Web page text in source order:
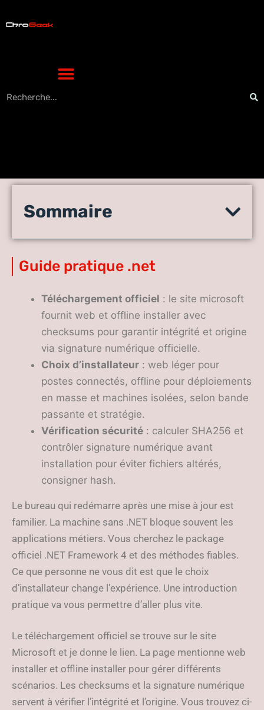
Framework version 4 : le
les solutions d’installation
Sommaire
Guide pratique .net
Téléchargement officiel : le site microsoft
fournit web et offline installer avec
checksums pour garantir intégrité et origine
via signature numérique officielle.
Choix d’installateur : web léger pour
postes connectés, offline pour déploiements
en masse et machines isolées, selon bande
passante et stratégie.
Vérification sécurité : calculer SHA256 et
contrôler signature numérique avant
installation pour éviter fichiers altérés,
consigner hash.
Le bureau qui redémarre après une mise à jour est
familier. La machine sans .NET bloque souvent les
applications métiers. Vous cherchez le package
officiel .NET Framework 4 et des méthodes fiables.
Ce que personne ne vous dit est que le choix
d’installateur change l’expérience. Une introduction
pratique va vous permettre d’aller plus vite.
Le téléchargement officiel se trouve sur le site
Microsoft et je donne le lien. La page mentionne web
installer et offline installer pour gérer différents
scénarios. Les checksums et la signature numérique
servent à vérifier l’intégrité et l’origine. Vous trouvez ci-